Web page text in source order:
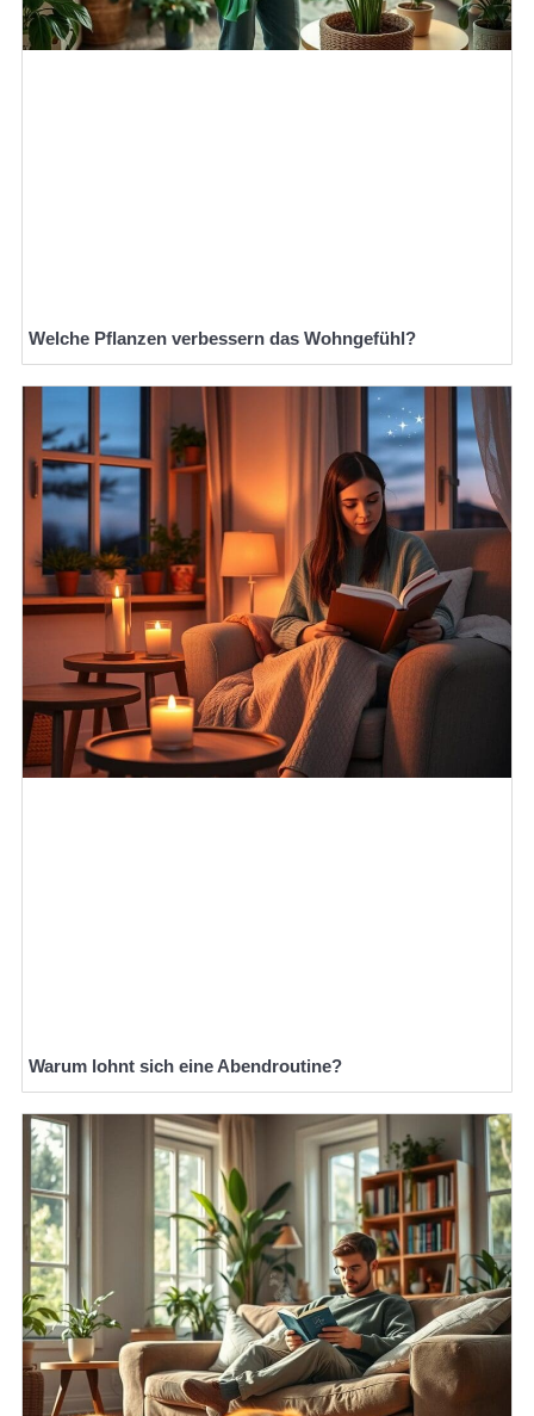
Welche Pflanzen verbessern das Wohngefühl?
Warum lohnt sich eine Abendroutine?